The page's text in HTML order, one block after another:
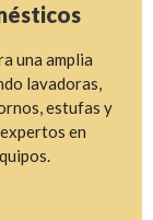
una amplia
lavadoras,
estufas y
en